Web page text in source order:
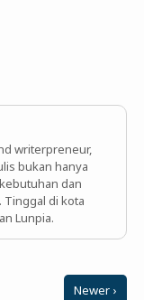
writerpreneur,
bukan hanya
dan
di kota
Lunpia.
Newer ›